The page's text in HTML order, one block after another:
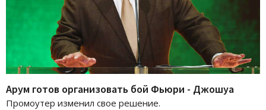
Арум готов организовать бой Фьюри - Джошуа
Промоутер изменил свое решение.